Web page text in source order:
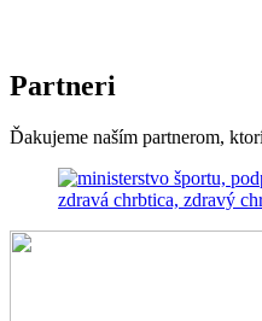
Partneri
Ďakujeme naším partnerom,